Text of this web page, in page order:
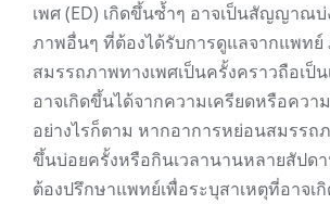
เพศ (ED) เกิดขึ้นซ้ำๆ อาจเป็นสัญญาณ
ภาพอื่นๆ ที่ต้องได้รับการดูแลจากแพทย์
สมรรถภาพทางเพศเป็นครั้งคราวถือเป็
อาจเกิดขึ้นได้จากความเครียดหรือควา
อย่างไรก็ตาม หากอาการหย่อนสมรรถ
ขึ้นบ่อยครั้งหรือกินเวลานานหลายสัปด
ต้องปรึกษาแพทย์เพื่อระบุสาเหตุที่อาจเ